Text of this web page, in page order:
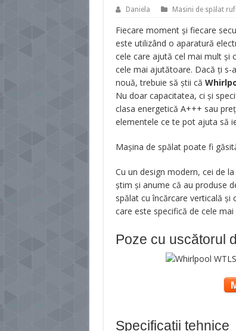
Daniela Masini de spălat
Fiecare moment şi fiecare
este utilizând o aparatură
cele care ajută cel mai mult şi
cele mai ajutătoare. Dacă ţi s-
nouă, trebuie să ştii că
Nu doar capacitatea, ci şi
clasa energetică A+++ sau
elementele ce te pot ajuta să
Mașina de spălat poate fi
Cu un design modern, cei de
ştim şi anume că au produse
spălat cu încărcare verticală şi
care este specifică de cele
Poze cu uscătorul
Specificații tehnice